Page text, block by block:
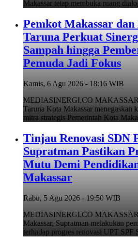
Makassar tetap membuka ruang
Pemkot Makassar
Taruna Perkuat
Sampah hingga
Pemuda Jadi Fokus
Kamis, 6 Agu 2026 - 18:16 WIB
MEDIASINERGI.CO
Taruna Kota Makassar menegaskan
mitra strategis Pemerintah Kota
Tinjau Renovasi SDN
Supratman Pastikan
Mutu Demi
Makassar
Rabu, 5 Agu 2026 - 19:50 WIB
MEDIASINERGI.CO
Makassar, Supratman melakukan
terhadap progres renovasi UPT